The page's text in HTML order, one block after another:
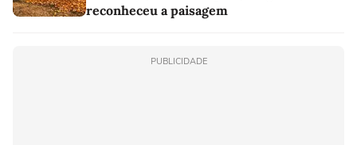
reconheceu a paisagem
PUBLICIDADE